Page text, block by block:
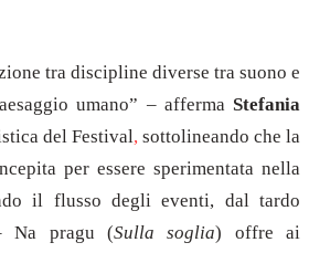
tra discipline diverse tra suono e
umano” – afferma Stefania
del Festival, sottolineando che la
per essere sperimentata nella
il flusso degli eventi, dal tardo
Na pragu (Sulla soglia) offre ai